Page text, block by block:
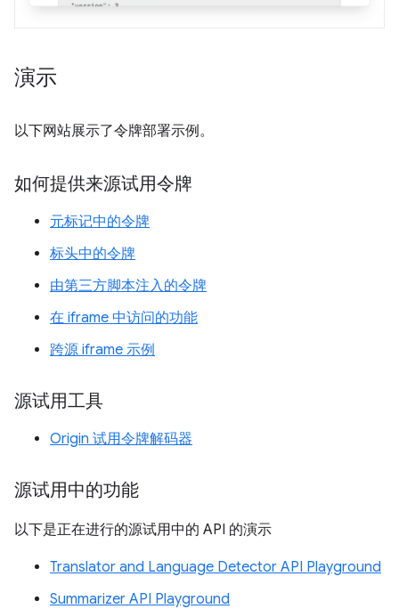
演示
以下网站展示了令牌部署示例。
如何提供来源试用令牌
元标记中的令牌
标头中的令牌
由第三方脚本注入的令牌
在 iframe 中访问的功能
跨源 iframe 示例
源试用工具
Origin 试用令牌解码器
源试用中的功能
以下是正在进行的源试用中的 API 的演示
Translator and Language Detector API Playground
Summarizer API Playground